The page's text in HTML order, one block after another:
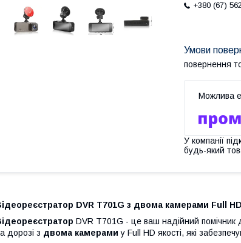
+380 (67)
повернення
У компанії
будь-який
DVR T701G з двома камерами Full HD
DVR T701G - це ваш надійний помічник
дорозі з двома камерами у Full HD якості, які